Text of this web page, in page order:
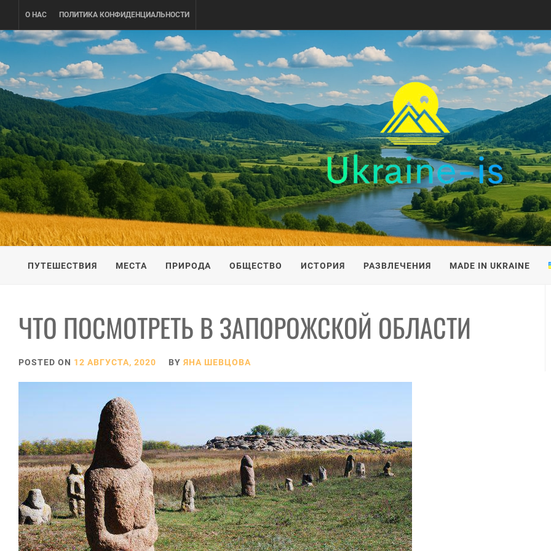
content
О НАС ПОЛИТИКА КОНФИДЕНЦИАЛЬНОСТИ
UKRAINE-IS
ПУТЕШЕСТВИЕ ПО УКРАИНЕ
ПУТЕШЕСТВИЯ МЕСТА ПРИРОДА ОБЩЕСТВО ИСТОРИЯ РАЗВЛЕЧЕНИЯ MADE IN UKRAINE
ЧТО ПОСМОТРЕТЬ В ЗАПОРОЖСКОЙ ОБЛАСТИ
POSTED ON 12 АВГУСТА, 2020 BY ЯНА ШЕВЦОВА